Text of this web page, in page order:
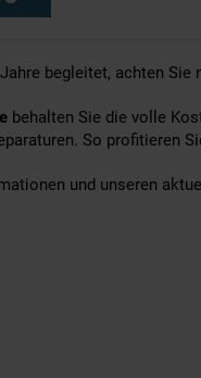
begleitet, achten
behalten Sie die volle
So profitieren
und unseren